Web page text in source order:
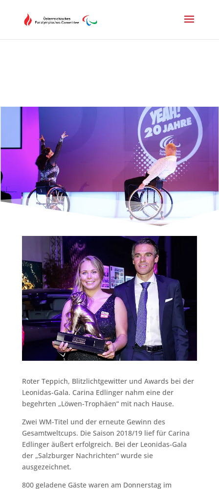
Roter Teppich, Blitzlichtgewitter und Awards bei der
Leonidas-Gala. Carina Edlinger nahm eine der
begehrten „Löwen-Trophäen“ mit nach Hause.
Zwei WM-Titel und der erneute Gewinn des
Gesamtweltcups. Die Saison 2018/19 lief für Carina
Edlinger äußert erfolgreich. Bei der Leonidas-Gala
der „Salzburger Nachrichten“ wurde sie
ausgezeichnet.
800 geladene Gäste waren am Donnerstag im